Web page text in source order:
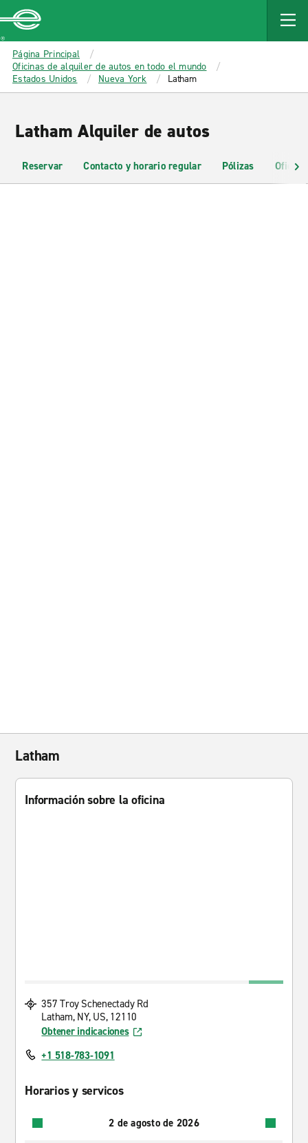
MAIN
CONTENT
Enterprise
Página Principal
Oficinas de alquiler de autos en todo el mundo
Estados Unidos
Nueva York Latham
Latham Alquiler de autos
Reservar Contacto y horario regular Pólizas
Latham
Información sobre la oficina
357 Troy Schenectady Rd
Latham, NY, US, 12110
Obtener indicaciones
+1 518-783-1091
Horarios y servicos
2 de agosto de 2026